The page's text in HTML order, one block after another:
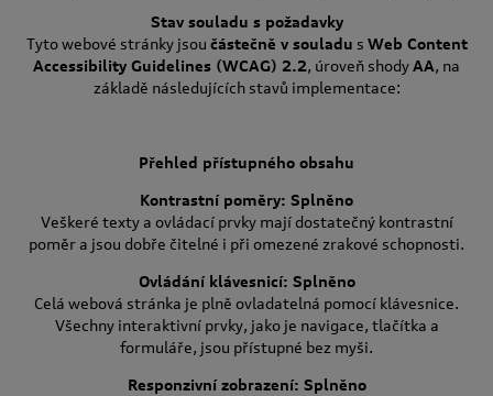
Stav souladu s požadavky
Tyto webové stránky jsou částečně v souladu s Web Content
Accessibility Guidelines (WCAG) 2.2, úroveň shodyAA, na
základě následujících stavů implementace:
Přehled přístupného obsahu
Kontrastní poměry: Splněno
Veškeré texty a ovládací prvky mají dostatečný kontrastní
poměr a jsou dobře čitelné i při omezené zrakové schopnosti.
Ovládání klávesnicí: Splněno
Celá webová stránka je plně ovladatelná pomocí klávesnice.
Všechny interaktivní prvky, jako je navigace, tlačítka a
formuláře, jsou přístupné bez myši.
Responzivní zobrazení: Splněno